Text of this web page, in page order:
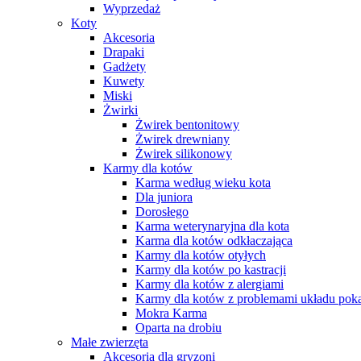
Wyprzedaż
Koty
Akcesoria
Drapaki
Gadżety
Kuwety
Miski
Żwirki
Żwirek bentonitowy
Żwirek drewniany
Żwirek silikonowy
Karmy dla kotów
Karma według wieku kota
Dla juniora
Dorosłego
Karma weterynaryjna dla kota
Karma dla kotów odkłaczająca
Karmy dla kotów otyłych
Karmy dla kotów po kastracji
Karmy dla kotów z alergiami
Karmy dla kotów z problemami układu
Mokra Karma
Oparta na drobiu
Małe zwierzęta
Akcesoria dla gryzoni